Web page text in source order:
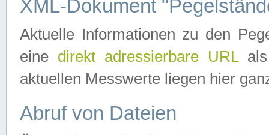
XML-Dokument
Aktuelle Informationen zu den
eine direkt adressierbare URLals
aktuellen Messwerte liegen hier
Abruf von Dateien